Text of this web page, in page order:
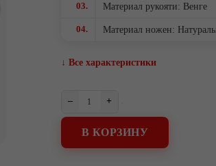
03. Материал рукояти: Венге
04. Материал ножен:
↓ Все характеристики
– +
В КОРЗИНУ